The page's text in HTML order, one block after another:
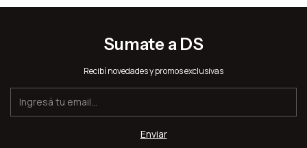
Sumate a DS
Recibí novedades y promos exclusivas